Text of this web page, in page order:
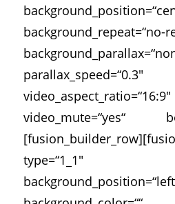
parallax_speed=“0.3″
video_mute=“yes“
type=“1_1″